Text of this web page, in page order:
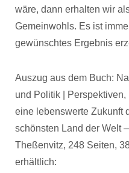
wäre, dann erhalten wir
Gemeinwohls. Es ist
gewünschtes Ergebnis
Auszug aus dem Buch:
und Politik |
eine lebenswerte Zukunft
schönsten Land der Welt
Theßenvitz, 248 Seiten,
erhältlich: